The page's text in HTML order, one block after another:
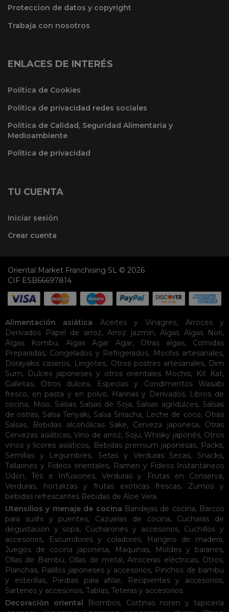
Proteccion de datos y copyright
Trabaja con nosotros
ENLACES DE INTERÉS
Política de Cookies
Política de privacidad redes sociales
Política de Calidad, Seguridad Alimentaria y
Medioambiente
Política de privacidad
TU CUENTA
Iniciar sesión
Crear cuenta
Oriental Market Franchising SL © 2026
CIF ESB66697814
Alimentación asiática Aceites y Vinagres, Arroces y
Derivados
Papel de arroz, Arroz jazmín, Algas Algas Nori,
Algas Kombu, Algas Agar Agar, Otras algas, Comidas
Preparadas, Congelados y Refrigerados, Mochis artesanales,
Dorayakis caseros, Lingotes, Otros postres artesanales, Dim
Sum, Dulces japoneses y otros orientales Mochis, Kit Kat,
Galletas, Otros dulces, Especias y Condimentos
Wasabi
fresco, en pasta y en polvo, Harinas y Derivados, Libros de
cocina, Miso, Salsas Salsas de Soja, Salsas agridulces, Salsas
de ostras, Salsa Teriyaki, Salsa Sriracha, Leche de coco, Otras
Salsas, Bebidas alcohólicas Sake, Cerveza japonesa, Otras
Cervezas asiáticas, Vino de arroz, Soju, Whisky japonés, Otros
vinos y licores asiáticos, Bebidas premium japonesas, Packs,
Semillas y Legumbres, Setas y Verduras Secas, Snacks,
Tallarines y Fideos orientales, Ramen y Fideos Instantáneos
Udon,Tés e Infusiones, Verduras y Frutas en Conserva,
Verduras, hortalizas y frutas exóticas frescas, Zumos y
bebidas refrescantes Bebidas de Aloe Vera.
Utensilios y menaje de cocina Bandejas de cocina, Barcos
para sushi y puentes, Cazuelas de cocina, Cucharas de
degustación y sopa, Cucharones y accesorios, Cuchillos y
accesorios, Escurridores y coladores, Hangiris de madera,
Juegos de cocina japonesa, Maquinas, Moldes y baranes,
Ollas de Bambú, Ollas de metal,Arroceras eléctricas, Otros,
Planchas, Palillos japoneses y accesorios, Pinchos de bambu
y esterillas, Piedras para afilar, Recipientes y accesorios,
Sartenes y accesorios, Tablas, Teteras y accesorios.
Decoración oriental
Biombos, Cortinas noren y tapicería